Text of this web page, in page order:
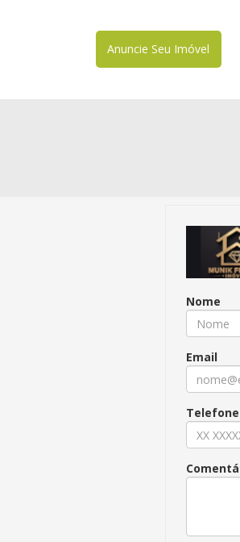
Anuncie Seu Imóvel
Nome
Email
Telefone